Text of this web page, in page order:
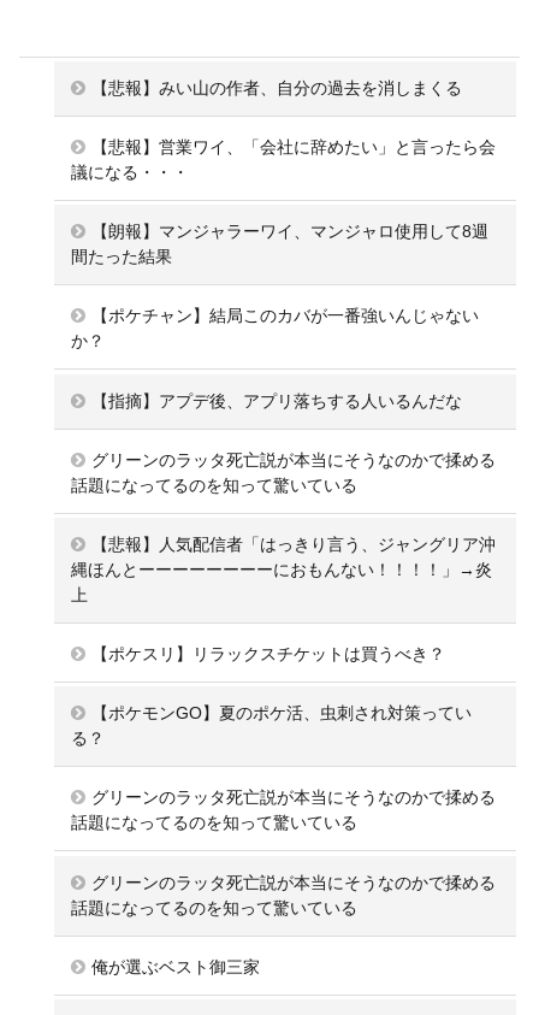
【悲報】みい山の作者、自分の過去を消しまくる
【悲報】営業ワイ、「会社に辞めたい」と言ったら会
議になる・・・
【朗報】マンジャラーワイ、マンジャロ使用して8週
間たった結果
【ポケチャン】結局このカバが一番強いんじゃない
か？
【指摘】アプデ後、アプリ落ちする人いるんだな
グリーンのラッタ死亡説が本当にそうなのかで揉める
話題になってるのを知って驚いている
【悲報】人気配信者「はっきり言う、ジャングリア沖
縄ほんとーーーーーーーーにおもんない！！！！」→炎
上
【ポケスリ】リラックスチケットは買うべき？
【ポケモンGO】夏のポケ活、虫刺され対策ってい
る？
グリーンのラッタ死亡説が本当にそうなのかで揉める
話題になってるのを知って驚いている
グリーンのラッタ死亡説が本当にそうなのかで揉める
話題になってるのを知って驚いている
俺が選ぶベスト御三家